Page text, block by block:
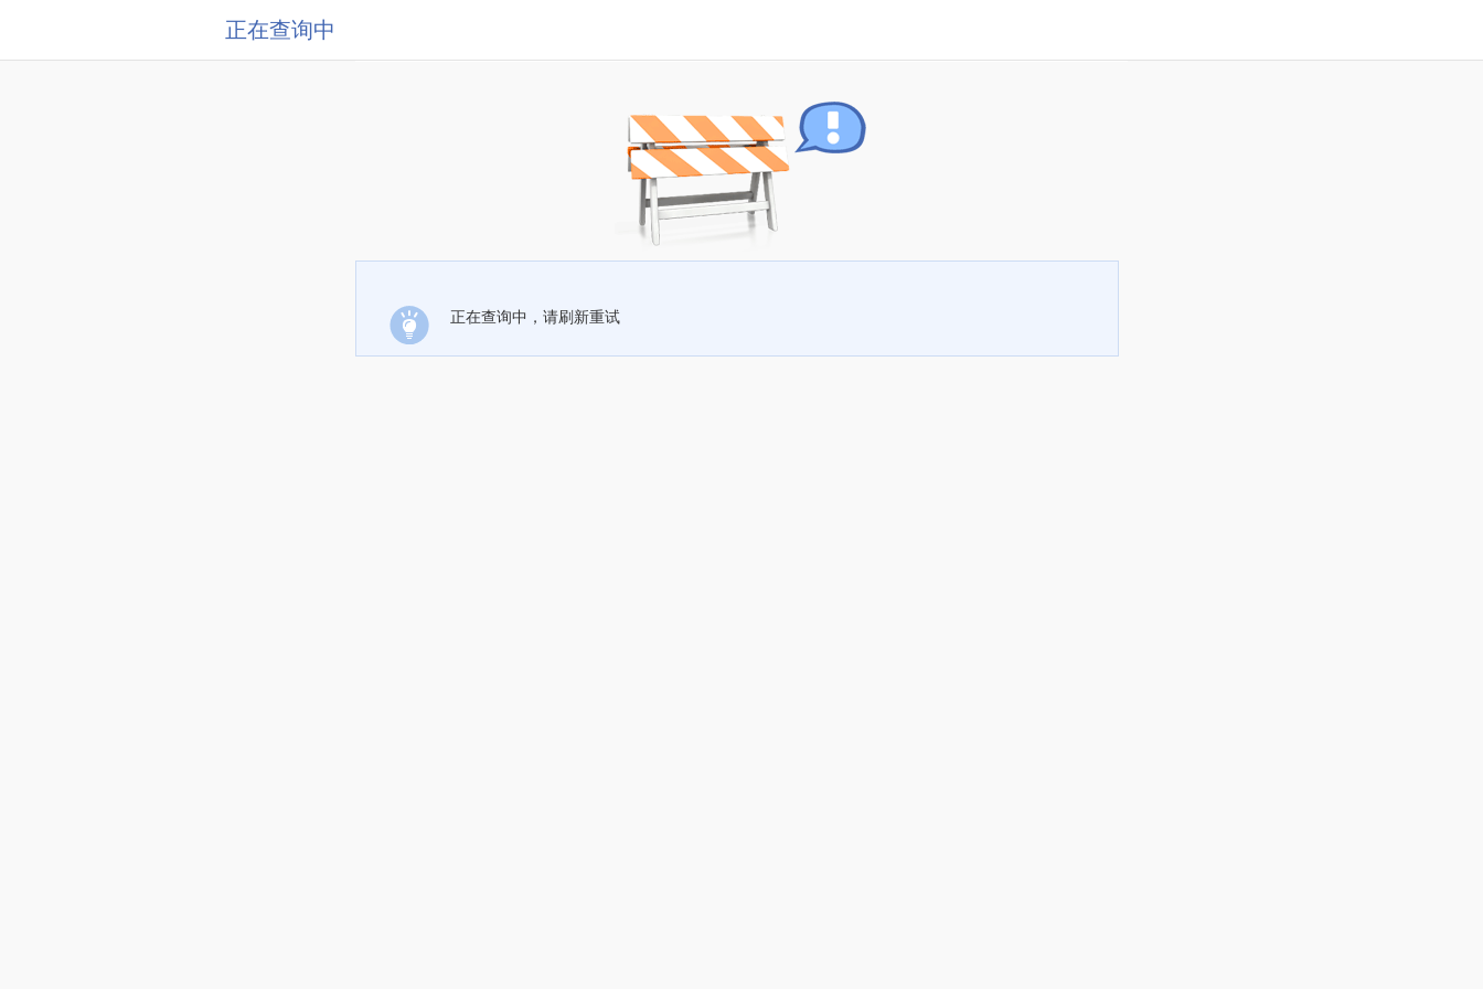
正在查询中
正在查询中，请刷新重试